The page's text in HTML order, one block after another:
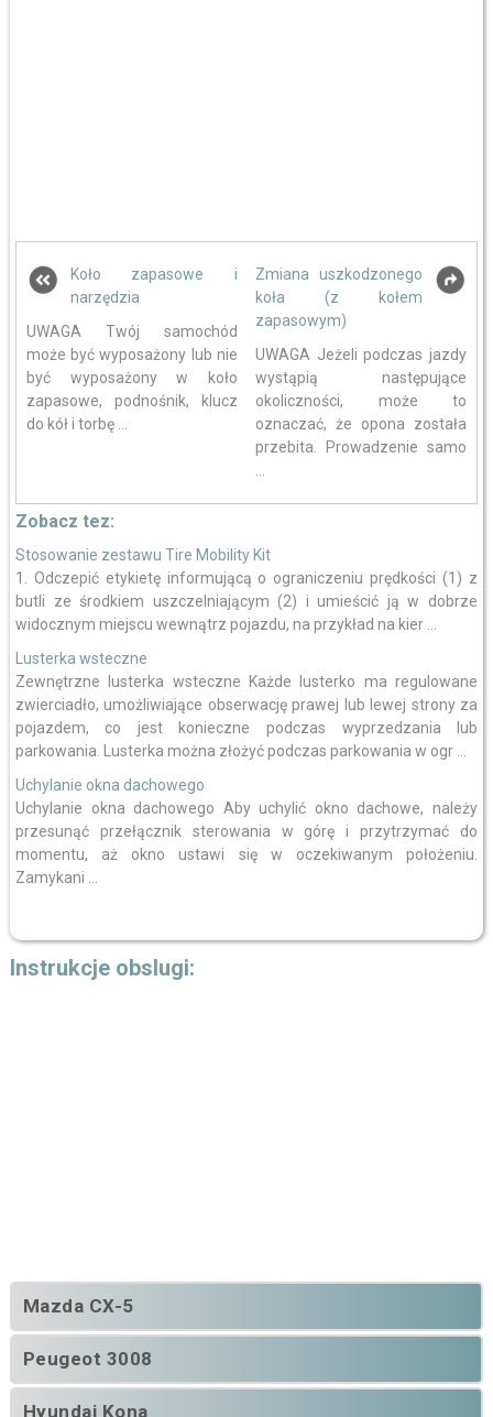
Koło zapasowe i
narzędzia
UWAGA Twój samochód
może być wyposażony lub nie
być wyposażony w koło
zapasowe, podnośnik, klucz
do kół i torbę ...
Zmiana uszkodzonego
koła (z kołem
zapasowym)
UWAGA Jeżeli podczas jazdy
wystąpią następujące
okoliczności, może to
oznaczać, że opona została
przebita. Prowadzenie samo
Zobacz tez:
Stosowanie zestawu Tire Mobility Kit
1. Odczepić etykietę informującą o ograniczeniu prędkości (1) z
butli ze środkiem uszczelniającym (2) i umieścić ją w dobrze
widocznym miejscu wewnątrz pojazdu, na przykład na kier ...
Lusterka wsteczne
Zewnętrzne lusterka wsteczne Każde lusterko ma regulowane
zwierciadło, umożliwiające obserwację prawej lub lewej strony za
pojazdem, co jest konieczne podczas wyprzedzania lub
parkowania. Lusterka można złożyć podczas parkowania w ogr ...
Uchylanie okna dachowego
Uchylanie okna dachowego Aby uchylić okno dachowe, należy
przesunąć przełącznik sterowania w górę i przytrzymać do
momentu, aż okno ustawi się w oczekiwanym położeniu.
Zamykani ...
Instrukcje obslugi:
Mazda CX-5
Peugeot 3008
Hyundai Kona